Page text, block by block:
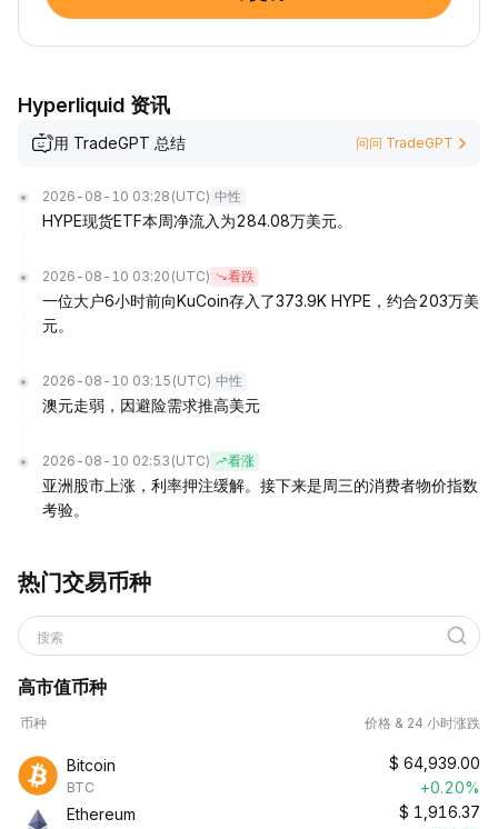
Hyperliquid 资讯
用 TradeGPT 总结 问问 TradeGPT
2026-08-10 03:28 (UTC) 中性
HYPE现货ETF本周净流入为284.08万美元。
2026-08-10 03:20 (UTC) 看跌
一位大户6小时前向KuCoin存入了373.9K HYPE，约合203万美
元。
2026-08-10 03:15 (UTC) 中性
澳元走弱，因避险需求推高美元
2026-08-10 02:53 (UTC) 看涨
亚洲股市上涨，利率押注缓解。接下来是周三的消费者物价指数
考验。
热门交易币种
搜索
高市值币种
币种 价格 & 24 小时涨跌
Bitcoin
BTC
$ 64,939.00
+0.20%
Ethereum
$ 1,916.37